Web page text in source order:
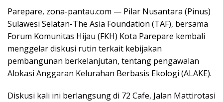
Parepare, zona-pantau.com — Pilar Nusantara (Pinus)
Sulawesi Selatan-The Asia Foundation (TAF), bersama
Forum Komunitas Hijau (FKH) Kota Parepare kembali
menggelar diskusi rutin terkait kebijakan
pembangunan berkelanjutan, tentang pengawalan
Alokasi Anggaran Kelurahan Berbasis Ekologi (ALAKE).
Diskusi kali ini berlangsung di 72 Cafe, Jalan Mattirotasi